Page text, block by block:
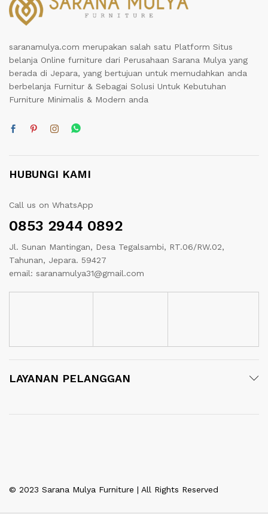
saranamulya.com merupakan salah satu Platform Situs
belanja Online furniture dari Perusahaan Sarana Mulya yang
berada di Jepara, yang bertujuan untuk memudahkan anda
berbelanja Furnitur & Sebagai Solusi Untuk Kebutuhan
Furniture Minimalis & Modern anda
HUBUNGI KAMI
Call us on WhatsApp
0853 2944 0892
Jl. Sunan Mantingan, Desa Tegalsambi, RT.06/RW.02,
Tahunan, Jepara. 59427
email: saranamulya31@gmail.com
LAYANAN PELANGGAN
© 2023 Sarana Mulya Furniture | All Rights Reserved